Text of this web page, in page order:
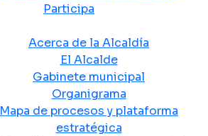
Participa
Acerca de la Alcaldía
El Alcalde
Gabinete municipal
Organigrama
Mapa de procesos y plataforma
estratégica